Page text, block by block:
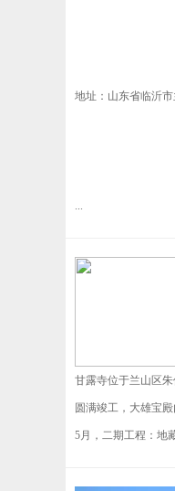
地址：山东省临沂市
...
甘露寺位于兰山区
圆满竣工，大雄宝
5月，二期工程：地